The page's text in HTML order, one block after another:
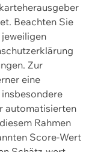
Beachten Sie
Zur
eine
automatisierten
Rahmen
Score-Wert